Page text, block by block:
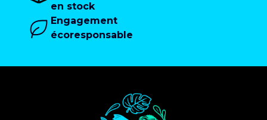
en stock
Engagement
écoresponsable